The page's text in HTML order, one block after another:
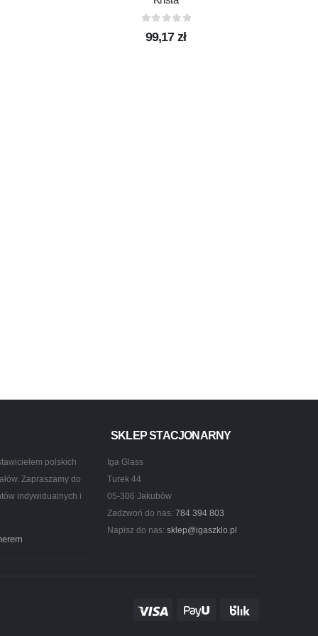
99,17 zł
polskich
Zapraszamy do
indywidualnych i
SKLEP STACJONARNY
Iga Glass
Turek 44
05-306 Jakubów
Zadzwoń do nas: 784 394 803
Napisz do nas: sklep@igaszklo.pl